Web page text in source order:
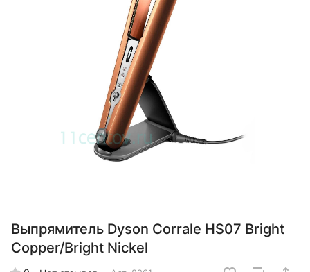
Выпрямитель Dyson Corrale HS07 Bright
Copper/Bright Nickel